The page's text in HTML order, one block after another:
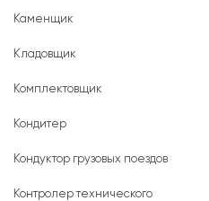
Каменщик
Кладовщик
Комплектовщик
Кондитер
Кондуктор грузовых поездов
Контролер технического